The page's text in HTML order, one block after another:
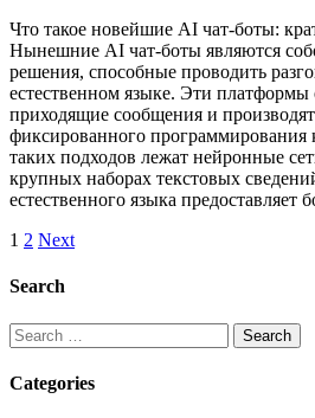
Что такое новейшие AI чат-боты:
Нынешние AI чат-боты являются
решения, способные проводить
естественном языке. Эти платформы
приходящие сообщения и
фиксированного программирования
таких подходов лежат нейронные
крупных наборах текстовых
естественного языка предоставляет
Posts
pagination
1 2 Next
Search
Search
for:
Categories